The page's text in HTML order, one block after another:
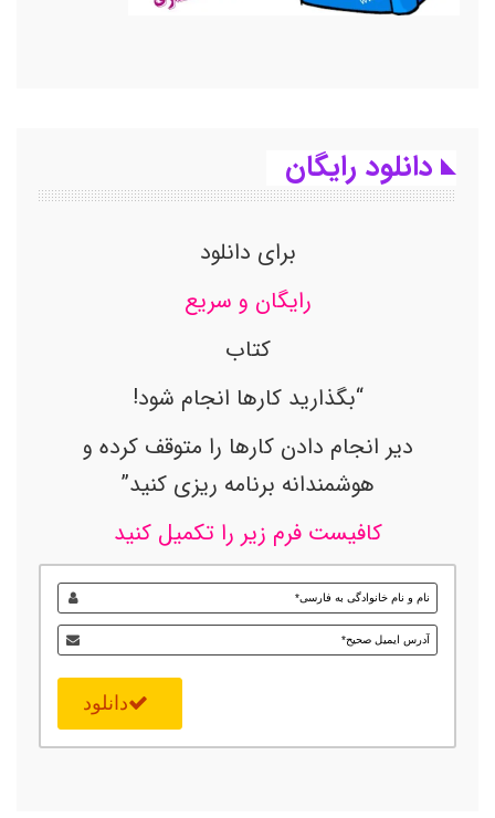
دانلود رایگان
برای دانلود
رایگان و سریع
کتاب
“بگذارید کارها انجام شود!
دیر انجام دادن کارها را متوقف کرده و
هوشمندانه برنامه ریزی کنید”
کافیست فرم زیر را تکمیل کنید
دانلود